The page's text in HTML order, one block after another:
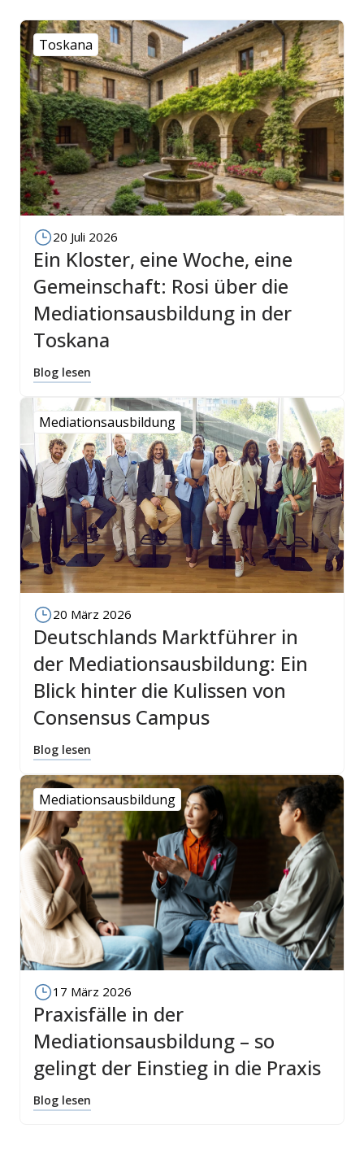
Toskana
20 Juli 2026
Ein Kloster, eine Woche, eine
Gemeinschaft: Rosi über die
Mediationsausbildung in der
Toskana
Blog lesen
Mediationsausbildung
20 März 2026
Deutschlands Marktführer in
der Mediationsausbildung: Ein
Blick hinter die Kulissen von
Consensus Campus
Blog lesen
Mediationsausbildung
17 März 2026
Praxisfälle in der
Mediationsausbildung – so
gelingt der Einstieg in die Praxis
Blog lesen